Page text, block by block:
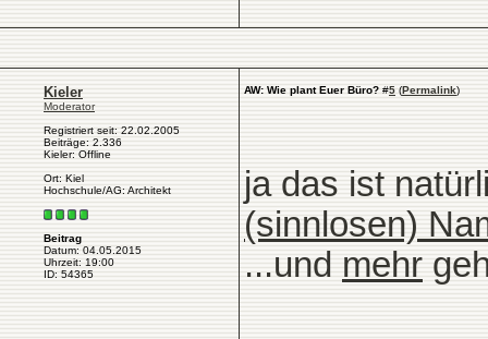
Kieler
Moderator
Registriert seit: 22.02.2005
Beiträge: 2.336
Kieler: Offline
Ort: Kiel
Hochschule/AG: Architekt
Beitrag
Datum: 04.05.2015
Uhrzeit: 19:00
ID: 54365
AW: Wie plant Euer Büro? #5 (Permalink)
ja das ist
(sinnlosen)
...und mehr